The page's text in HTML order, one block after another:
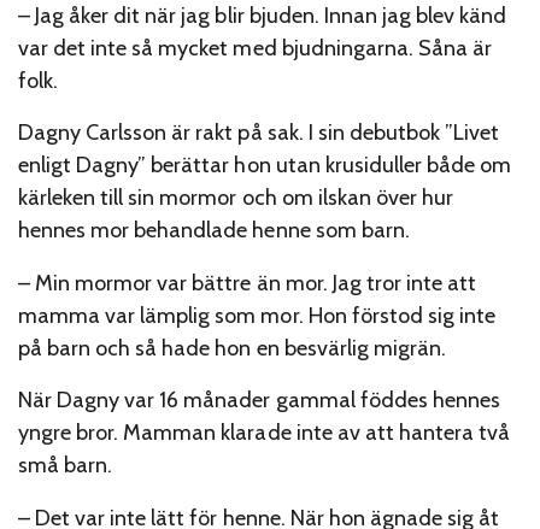
– Jag åker dit när jag blir bjuden. Innan jag blev känd
var det inte så mycket med bjudningarna. Såna är
folk.
Dagny Carlsson är rakt på sak. I sin debutbok ”Livet
enligt Dagny” berättar hon utan krusiduller både om
kärleken till sin mormor och om ilskan över hur
hennes mor behandlade henne som barn.
– Min mormor var bättre än mor. Jag tror inte att
mamma var lämplig som mor. Hon förstod sig inte
på barn och så hade hon en besvärlig migrän.
När Dagny var 16 månader gammal föddes hennes
yngre bror. Mamman klarade inte av att hantera två
små barn.
– Det var inte lätt för henne. När hon ägnade sig åt